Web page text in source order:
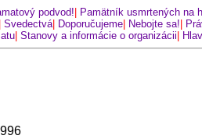
podvod! Pamätník usmrtených na
Svedectvá| Doporučujeme Nebojte sa!
Stanovy a informácie o organizácii